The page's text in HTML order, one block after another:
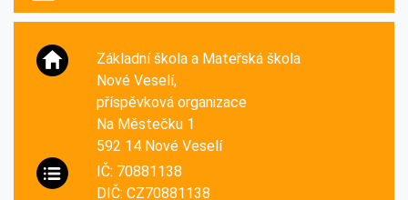
Základní škola a Mateřská škola
Nové Veselí,
příspěvková organizace
Na Městečku 1
592 14 Nové Veselí
IČ: 70881138
DIČ: CZ70881138